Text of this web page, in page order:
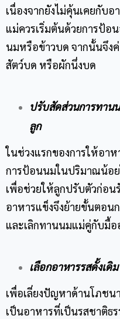
เนื่องจากยังไม่คุ้นเคยกับ
แม่ควรเริ่มต้นด้วยการป้อ
นมหรือข้าวบด จากนั้นจึง
สัตว์บด หรือผักนึ่งบด
ปรับสัดส่วนการทาน
ลูก
ในช่วงแรกของการให้อา
การป้อนนมในปริมาณน้อ
เพื่อช่วยให้ลูกปรับตัวก่อน
อาหารแข็งจึงย้ายขั้นตอน
และเลิกทานนมแม่คู่กับมื้
เลือกอาหารรสดั้งเดิ
เพื่อเลี่ยงปัญหาด้านโภชน
เป็นอาหารที่เป็นรสชาติธ